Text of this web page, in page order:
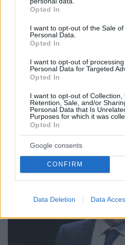
grant or deny consent to Google
use your data for below specified
consent section.
Opted In
I want to opt-out of the Sale of
Personal Data.
Opted In
I want to opt-out of
Personal Data for Targeted
Opted In
I want to opt-out of Collection,
Retention, Sale, and/or
Personal Data that Is
Purposes for which it was
Opted In
Google consents
CONFIRM
Data Deletion Data
«Τα παιδιά έχουν μια μικρή
μήνυμα της μητέρας στον
δολοφονήσει τα τέσσερα